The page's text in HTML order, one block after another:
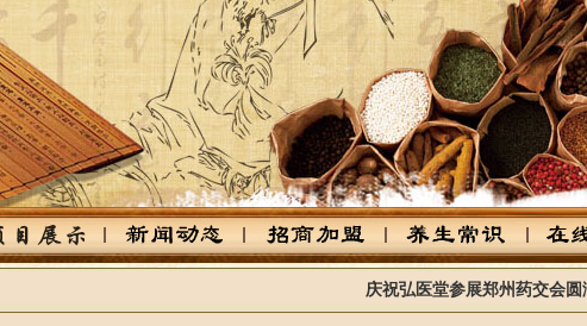
庆祝弘医堂参展郑州药交会圆满